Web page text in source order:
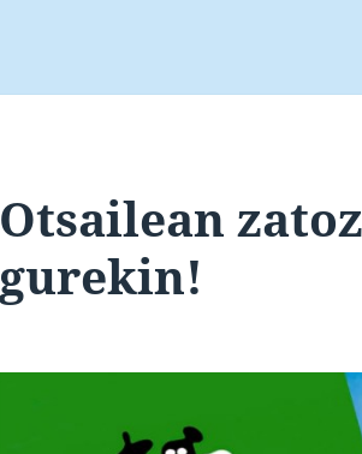
Otsailean
gurekin!